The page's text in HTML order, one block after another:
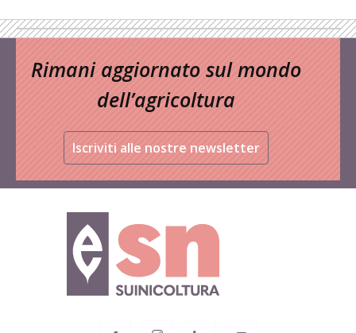
Rimani aggiornato sul mondo
dell’agricoltura
Iscriviti alle nostre newsletter